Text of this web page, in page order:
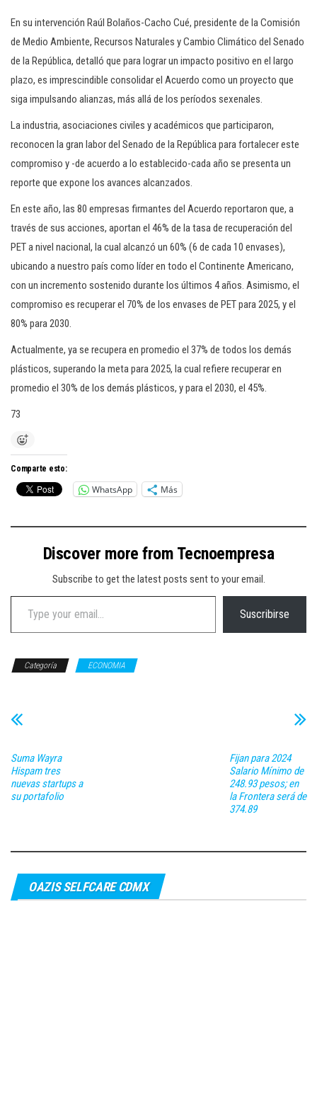
En su intervención Raúl Bolaños-Cacho Cué, presidente de la Comisión
de Medio Ambiente, Recursos Naturales y Cambio Climático del Senado
de la República, detalló que para lograr un impacto positivo en el largo
plazo, es imprescindible consolidar el Acuerdo como un proyecto que
siga impulsando alianzas, más allá de los períodos sexenales.
La industria, asociaciones civiles y académicos que participaron,
reconocen la gran labor del Senado de la República para fortalecer este
compromiso y -de acuerdo a lo establecido-cada año se presenta un
reporte que expone los avances alcanzados.
En este año, las 80 empresas firmantes del Acuerdo reportaron que, a
través de sus acciones, aportan el 46% de la tasa de recuperación del
PET a nivel nacional, la cual alcanzó un 60% (6 de cada 10 envases),
ubicando a nuestro país como líder en todo el Continente Americano,
con un incremento sostenido durante los últimos 4 años. Asimismo, el
compromiso es recuperar el 70% de los envases de PET para 2025, y el
80% para 2030.
Actualmente, ya se recupera en promedio el 37% de todos los demás
plásticos, superando la meta para 2025, la cual refiere recuperar en
promedio el 30% de los demás plásticos, y para el 2030, el 45%.
73
Comparte esto:
WhatsApp Más
Discover more from Tecnoempresa
Subscribe to get the latest posts sent to your email.
Type your email…
Suscribirse
Categoría ECONOMIA
Suma Wayra
Hispam tres
nuevas startups a
su portafolio
Fijan para 2024
Salario Mínimo de
248.93 pesos; en
la Frontera será de
374.89
OAZIS SELFCARE CDMX